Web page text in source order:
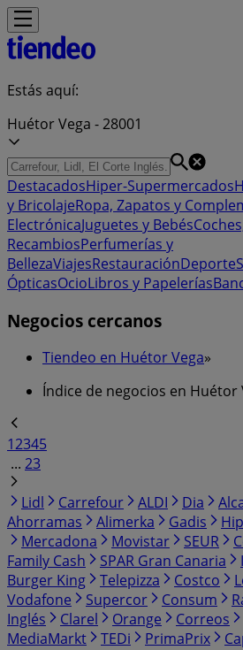
Estás aquí:
Huétor Vega - 28001
DestacadosHiper-Supermercados
y BricolajeRopa, Zapatos y
ElectrónicaJuguetes y Bebés
RecambiosPerfumerías y
BellezaViajesRestauraciónDeporte
ÓpticasOcioLibros y Papelerías
Negocios cercanos
Tiendeo en Huétor Vega»
Índice de negocios en Huétor
12345
... 23
Lidl
Carrefour ALDI Dia
Ahorramas
Alimerka Gadis
Mercadona
Movistar SEUR
Family Cash
SPAR Gran Canaria
Burger King
Telepizza Costco
Vodafone
Supercor Consum
Inglés
Clarel Orange Correos
MediaMarkt
TEDi PrimaPrix